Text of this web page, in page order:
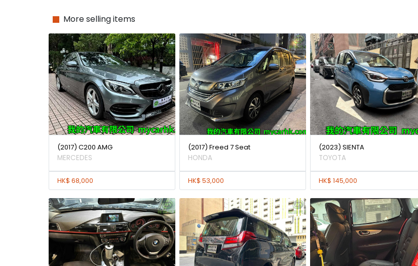
More selling items
(2017) C200 AMG
MERCEDES
HK$ 68,000
(2017) Freed 7 Seat
HONDA
HK$ 53,000
(2023) SIENTA
TOYOTA
HK$ 145,000